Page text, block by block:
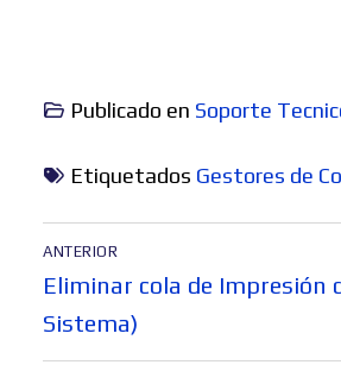
Publicado en Soporte
Etiquetados Gestores de
Navegación
de
entradas
ANTERIOR
Entrada
anterior:
Eliminar cola de Impresión
Sistema)